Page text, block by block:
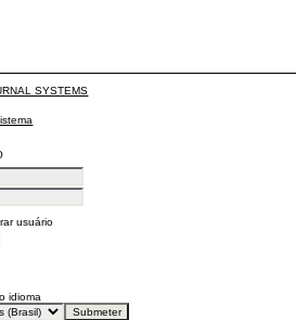
SYSTEMS
usuário
idioma